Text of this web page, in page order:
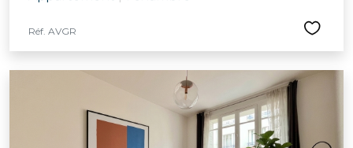
Réf. AVGR